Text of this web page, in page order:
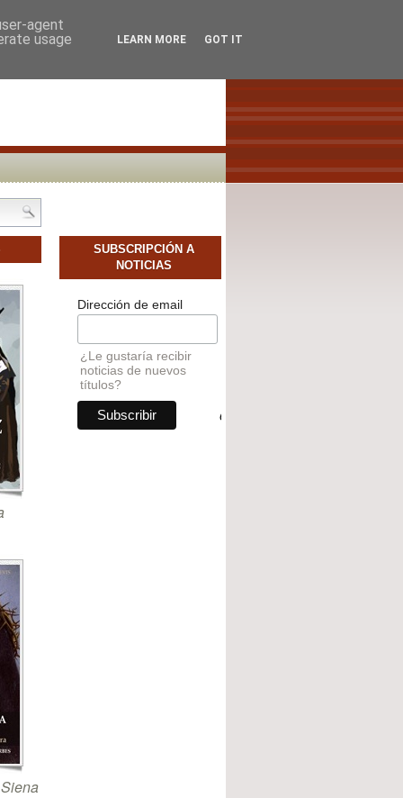
AUTORES NOVELES
SUBSCRIPCIÓN A
NOTICIAS
Dirección de email
¿Le gustaría recibir
noticias de nuevos
títulos?
agent
usage
LEARN MORE GOT IT